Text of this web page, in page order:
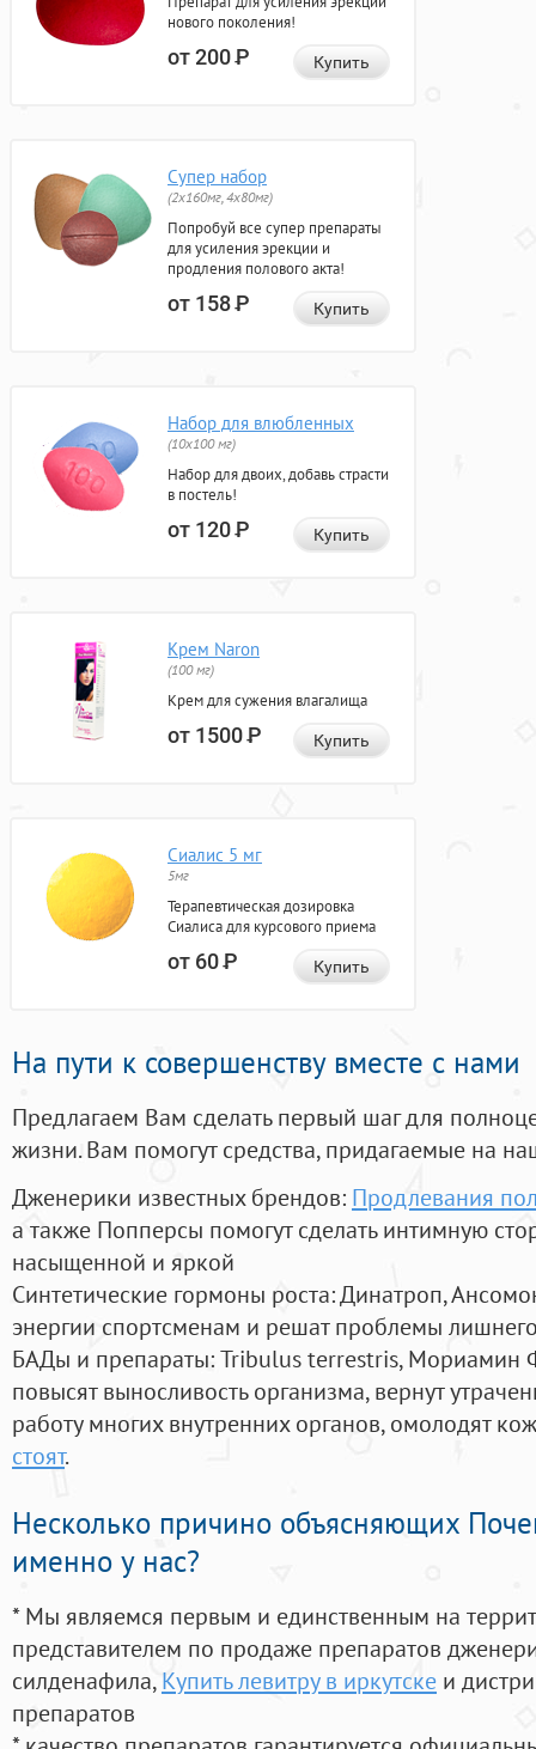
нового поколения!
от 200Р Купить
Супер набор
(2х160мг, 4х80мг)
Попробуй все супер препараты
для усиления эрекции и
продления полового акта!
от 158Р Купить
Набор для влюбленных
(10х100 мг)
Набор для двоих, добавь страсти
в постель!
от 120Р Купить
Крем Naron
(100 мг)
Крем для сужения влагалища
от 1500Р Купить
Сиалис 5 мг
5мг
Терапевтическая дозировка
Сиалиса для курсового приема
от 60Р Купить
На пути к совершенству вместе с нами
Предлагаем Вам сделать первый шаг для
жизни. Вам помогут средства, придагаемые на
Дженерики известных брендов: Продлевания
а также Попперсы помогут сделать интимную
насыщенной и яркой
Синтетические гормоны роста: Динатроп,
энергии спортсменам и решат проблемы
БАДы и препараты:Tribulus terrestris, Мориамин
повысят выносливость организма, вернут
работу многих внутренних органов, омолодят
стоят.
Несколько причино объясняющих
именно у нас?
* Мы являемся первым и единственным на
представителем по продаже препаратов
силденафила, Купить левитру в иркутске и
препаратов